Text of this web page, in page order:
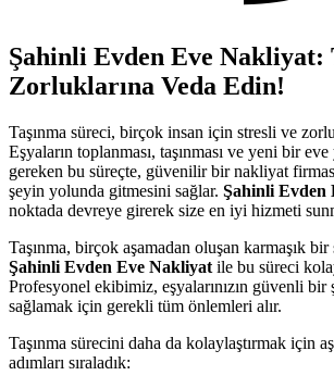
Şahinli Evden Eve Nakliyat:
Zorluklarına Veda Edin!
Taşınma süreci, birçok insan için stresli ve
Eşyaların toplanması, taşınması ve yeni bir
gereken bu süreçte, güvenilir bir nakliyat
şeyin yolunda gitmesini sağlar. Şahinli Evden
noktada devreye girerek size en iyi hizmeti
Taşınma, birçok aşamadan oluşan karmaşık
Şahinli Evden Eve Nakliyat ile bu süreci
Profesyonel ekibimiz, eşyalarınızın güvenli bir
sağlamak için gerekli tüm önlemleri alır.
Taşınma sürecini daha da kolaylaştırmak için
adımları sıraladık: